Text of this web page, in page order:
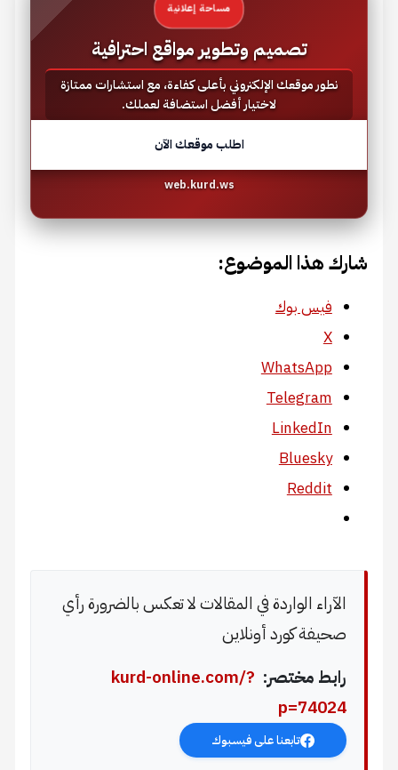
مساحة إعلانية
تصميم وتطوير مواقع احترافية
نطور موقعك الإلكتروني بأعلى كفاءة، مع استشارات ممتازة
لاختيار أفضل استضافة لعملك.
اطلب موقعك الآن
web.kurd.ws
شارك هذا الموضوع:
فيس بوك
X
WhatsApp
Telegram
LinkedIn
Bluesky
Reddit
الآراء الواردة في المقالات لا تعكس بالضرورة رأي
صحيفة كورد أونلاين
رابط مختصر: kurd-online.com/?
p=74024
تابعنا على فيسبوك